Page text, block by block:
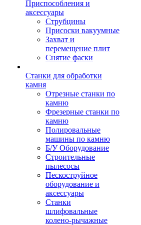
Приспособления и
аксессуары
Струбцины
Присоски вакуумные
Захват и
перемещение плит
Снятие фаски
Станки для обработки
камня
Отрезные станки по
камню
Фрезерные станки по
камню
Полировальные
машины по камню
Б/У Оборудование
Строительные
пылесосы
Пескоструйное
оборудование и
аксессуары
Станки
шлифовальные
колено-рычажные